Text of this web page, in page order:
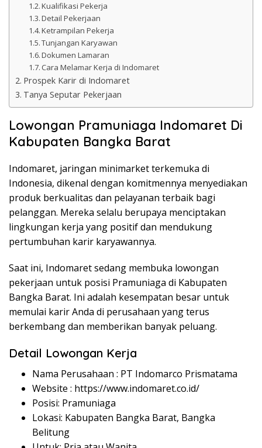
Kualifikasi Pekerja
Detail Pekerjaan
Ketrampilan Pekerja
Tunjangan Karyawan
Dokumen Lamaran
Cara Melamar Kerja di Indomaret
Prospek Karir di Indomaret
Tanya Seputar Pekerjaan
Lowongan Pramuniaga Indomaret Di
Kabupaten Bangka Barat
Indomaret, jaringan minimarket terkemuka di
Indonesia, dikenal dengan komitmennya menyediakan
produk berkualitas dan pelayanan terbaik bagi
pelanggan. Mereka selalu berupaya menciptakan
lingkungan kerja yang positif dan mendukung
pertumbuhan karir karyawannya.
Saat ini, Indomaret sedang membuka lowongan
pekerjaan untuk posisi Pramuniaga di Kabupaten
Bangka Barat. Ini adalah kesempatan besar untuk
memulai karir Anda di perusahaan yang terus
berkembang dan memberikan banyak peluang.
Detail Lowongan Kerja
Nama Perusahaan : PT Indomarco Prismatama
Website : https://www.indomaret.co.id/
Posisi: Pramuniaga
Lokasi: Kabupaten Bangka Barat, Bangka
Belitung